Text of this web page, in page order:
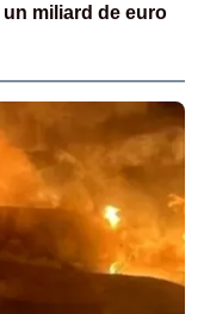
miliard de euro